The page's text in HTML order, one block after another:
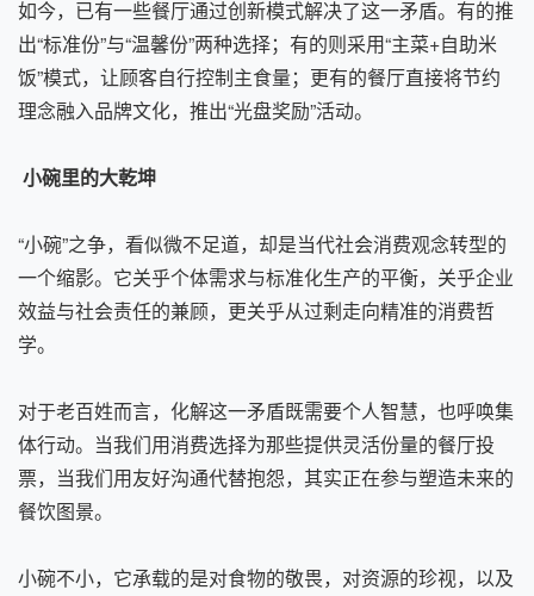
如今，已有一些餐厅通过创新模式解决了这一矛盾。有的推
出“标准份”与“温馨份”两种选择；有的则采用“主菜+自助米
饭”模式，让顾客自行控制主食量；更有的餐厅直接将节约
理念融入品牌文化，推出“光盘奖励”活动。
小碗里的大乾坤
“小碗”之争，看似微不足道，却是当代社会消费观念转型的
一个缩影。它关乎个体需求与标准化生产的平衡，关乎企业
效益与社会责任的兼顾，更关乎从过剩走向精准的消费哲
学。
对于老百姓而言，化解这一矛盾既需要个人智慧，也呼唤集
体行动。当我们用消费选择为那些提供灵活份量的餐厅投
票，当我们用友好沟通代替抱怨，其实正在参与塑造未来的
餐饮图景。
小碗不小，它承载的是对食物的敬畏，对资源的珍视，以及